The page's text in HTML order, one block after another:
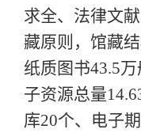
求全、法律文
藏原则，馆藏
纸质图书43.5
子资源总量
库20个、电子